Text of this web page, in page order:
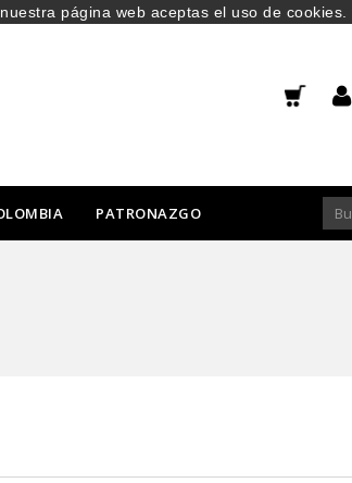
PATRONAZGO
página web aceptas el uso de cookies.